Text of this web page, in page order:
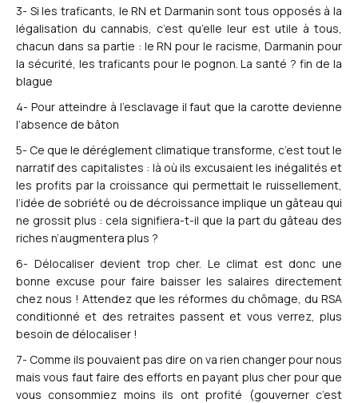
3- Si les traficants, le RN et Darmanin sont tous opposés à la
légalisation du cannabis, c’est qu’elle leur est utile à tous,
chacun dans sa partie : le RN pour le racisme, Darmanin pour
la sécurité, les traficants pour le pognon. La santé ? fin de la
blague
4- Pour atteindre à l’esclavage il faut que la carotte devienne
l’absence de bâton
5- Ce que le déréglement climatique transforme, c’est tout le
narratif des capitalistes : là où ils excusaient les inégalités et
les profits par la croissance qui permettait le ruissellement,
l’idée de sobriété ou de décroissance implique un gâteau qui
ne grossit plus : cela signifiera-t-il que la part du gâteau des
riches n’augmentera plus ?
6- Délocaliser devient trop cher. Le climat est donc une
bonne excuse pour faire baisser les salaires directement
chez nous ! Attendez que les réformes du chômage, du RSA
conditionné et des retraites passent et vous verrez, plus
besoin de délocaliser !
7- Comme ils pouvaient pas dire on va rien changer pour nous
mais vous faut faire des efforts en payant plus cher pour que
vous consommiez moins ils ont profité (gouverner c’est